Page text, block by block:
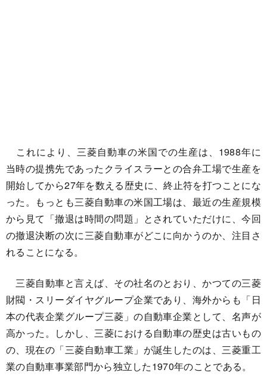
これにより、三菱自動車の米国での生産は、1988年に
当時の提携先であったクライスラーとの合弁工場で生産を
開始してから27年を数える歴史に、終止符を打つことにな
った。もっとも三菱自動車の米国工場は、最近の生産規模
から見て「撤退は時間の問題」とされていただけに、今回
の撤退決断の次に三菱自動車がどこに向かうのか、注目さ
れることになる。
三菱自動車と言えば、その社名のとおり、かつての三菱
財閥・スリーダイヤグループ企業であり、海外からも「日
本の代表企業グループ三菱」の自動車企業として、名声が
高かった。しかし、三菱における自動車の歴史は古いもの
の、現在の「三菱自動車工業」が誕生したのは、三菱重工
業の自動車事業部門から独立した1970年のことである。